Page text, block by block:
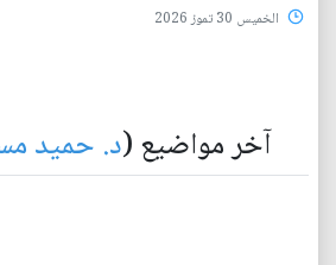
الخميس 30 تموز 2026
آخر مواضيع (د. حميد